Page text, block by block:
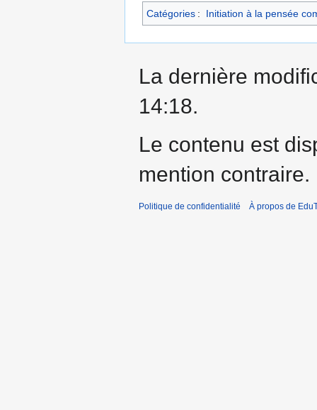
Catégories : Initiation à la pensée
La dernière
14:18.
Le contenu est
mention contraire.
Politique de confidentialité À propos de